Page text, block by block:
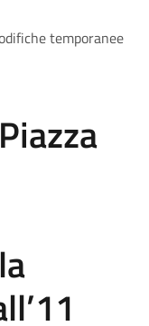
temporanee